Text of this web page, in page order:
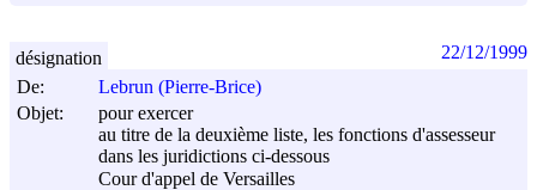
De:
Lebrun (Pierre-Brice)
Objet:
pour exercer
au titre de la deuxième liste, les fonctions d'assesseur
dans les juridictions ci-dessous
Cour d'appel de Versailles
désignation 22/12/1999